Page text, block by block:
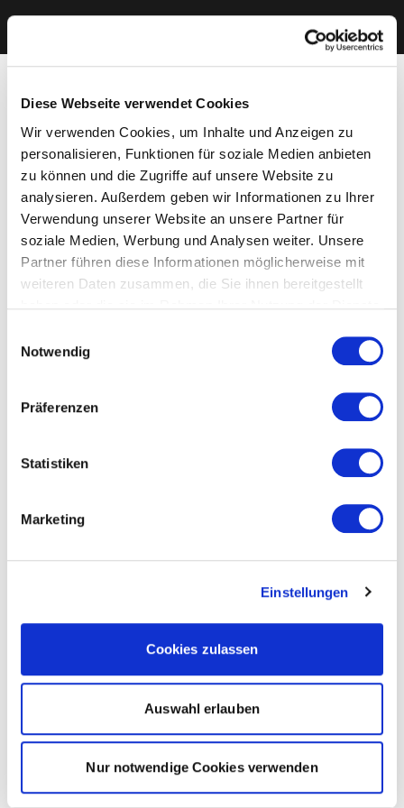
Diese Webseite verwendet Cookies
Wir verwenden Cookies, um Inhalte und Anzeigen zu
personalisieren, Funktionen für soziale Medien anbieten
zu können und die Zugriffe auf unsere Website zu
analysieren. Außerdem geben wir Informationen zu Ihrer
Verwendung unserer Website an unsere Partner für
soziale Medien, Werbung und Analysen weiter. Unsere
Partner führen diese Informationen möglicherweise mit
weiteren Daten zusammen, die Sie ihnen bereitgestellt
Cookies, wenn Sie unsere Webseite weiterhin nutzen.
Notwendig
Präferenzen
Statistiken
Marketing
Einstellungen
Cookies zulassen
Auswahl erlauben
Nur notwendige Cookies verwenden